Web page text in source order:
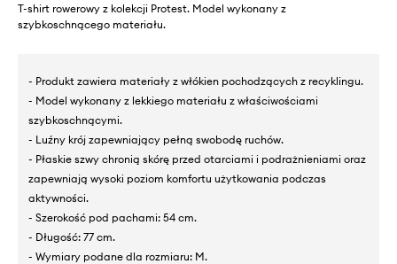
T-shirt rowerowy z kolekcji Protest. Model wykonany z
szybkoschnącego materiału.
- Produkt zawiera materiały z włókien pochodzących z recyklingu.
- Model wykonany z lekkiego materiału z właściwościami
szybkoschnącymi.
- Luźny krój zapewniający pełną swobodę ruchów.
- Płaskie szwy chronią skórę przed otarciami i podrażnieniami oraz
zapewniają wysoki poziom komfortu użytkowania podczas
aktywności.
- Szerokość pod pachami: 54 cm.
- Długość: 77 cm.
- Wymiary podane dla rozmiaru: M.